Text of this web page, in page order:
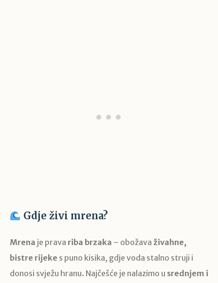
Gdje živi mrena?
Mrena je prava riba brzaka – obožava živahne,
bistre rijeke s puno kisika, gdje voda stalno struji i
donosi svježu hranu. Najčešće je nalazimo u srednjem i